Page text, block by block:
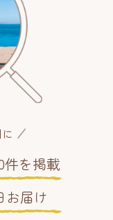
件を掲載
お届け